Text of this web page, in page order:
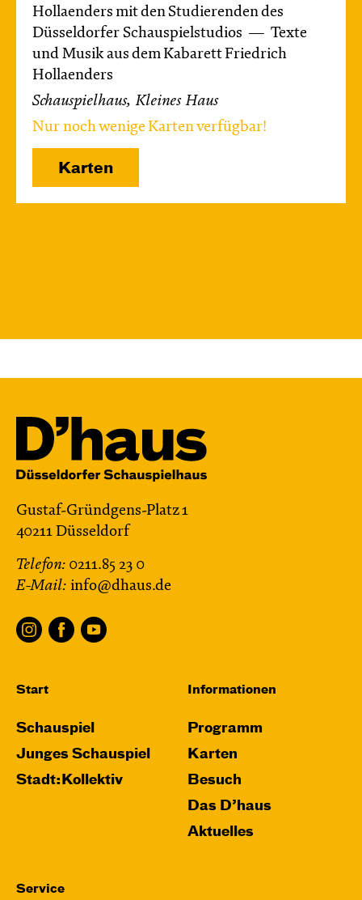
Hollaenders mit den Studierenden des
Düsseldorfer Schauspielstudios
Texte
und Musik aus dem Kabarett Friedrich
Hollaenders
Schauspielhaus, Kleines Haus
Nur noch wenige Karten verfügbar!
Karten
Gustaf-Gründgens-Platz 1
40211 Düsseldorf
Telefon: 0211.85 23 0
E-Mail: info@dhaus.de
Start
Schauspiel
Junges Schauspiel
Stadt:Kollektiv
Informationen
Programm
Karten
Besuch
Das D’haus
Aktuelles
Service